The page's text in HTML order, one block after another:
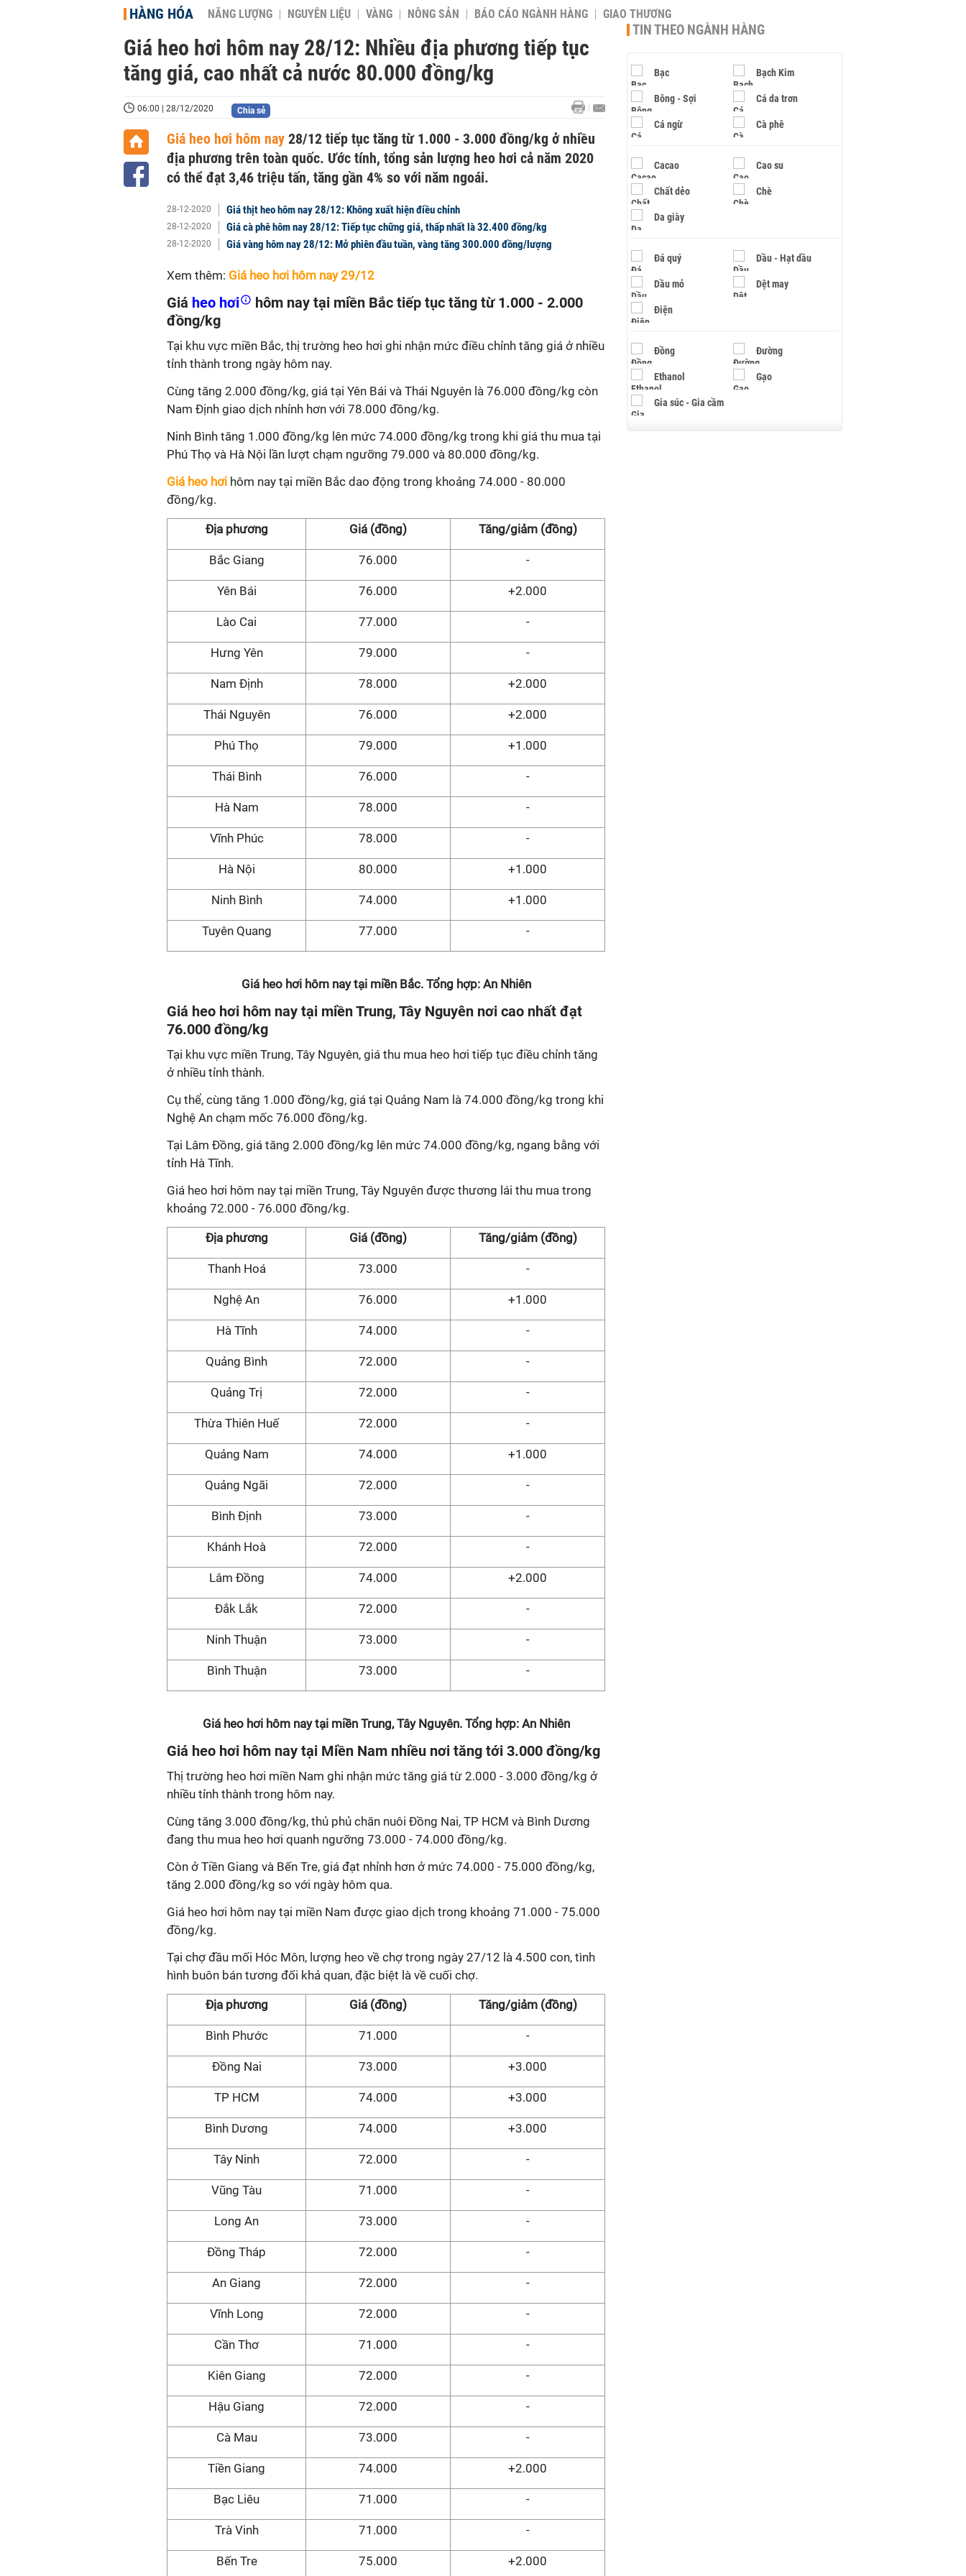
HÀNG HÓA NĂNG LƯỢNG NGUYÊN LIỆU VÀNG NÔNG SẢN BÁO CÁO NGÀNH HÀNG GIAO THƯƠNG
Giá heo hơi hôm nay 28/12: Nhiều địa phương tiếp tục
tăng giá, cao nhất cả nước 80.000 đồng/kg
06:00 | 28/12/2020 Chia sẻ
Giá heo hơi hôm nay 28/12 tiếp tục tăng từ 1.000 - 3.000 đồng/kg ở nhiều
địa phương trên toàn quốc. Ước tính, tổng sản lượng heo hơi cả năm 2020
có thể đạt 3,46 triệu tấn, tăng gần 4% so với năm ngoái.
28-12-2020 Giá thịt heo hôm nay 28/12: Không xuất hiện điều chỉnh
28-12-2020 Giá cà phê hôm nay 28/12: Tiếp tục chững giá, thấp nhất là 32.400 đồng/kg
28-12-2020 Giá vàng hôm nay 28/12: Mở phiên đầu tuần, vàng tăng 300.000 đồng/lượng
Xem thêm: Giá heo hơi hôm nay 29/12
Giá heo hơi
hôm nay tại miền Bắc tiếp tục tăng từ 1.000 - 2.000
đồng/kg
Tại khu vực miền Bắc, thị trường heo hơi ghi nhận mức điều chỉnh tăng giá ở nhiều
tỉnh thành trong ngày hôm nay.
Cùng tăng 2.000 đồng/kg, giá tại Yên Bái và Thái Nguyên là 76.000 đồng/kg còn
Nam Định giao dịch nhỉnh hơn với 78.000 đồng/kg.
Ninh Bình tăng 1.000 đồng/kg lên mức 74.000 đồng/kg trong khi giá thu mua tại
Phú Thọ và Hà Nội lần lượt chạm ngưỡng 79.000 và 80.000 đồng/kg.
Giá heo hơi hôm nay tại miền Bắc dao động trong khoảng 74.000 - 80.000
đồng/kg.
Địa phương Giá (đồng) Tăng/giảm (đồng)
Bắc Giang 76.000 -
Yên Bái 76.000 +2.000
Lào Cai 77.000 -
Hưng Yên 79.000 -
Nam Định 78.000 +2.000
Thái Nguyên 76.000 +2.000
Phú Thọ 79.000 +1.000
Thái Bình 76.000 -
Hà Nam 78.000 -
Vĩnh Phúc 78.000 -
Hà Nội 80.000 +1.000
Ninh Bình 74.000 +1.000
Tuyên Quang 77.000 -
Giá heo hơi hôm nay tại miền Bắc. Tổng hợp: An Nhiên
Giá heo hơi hôm nay tại miền Trung, Tây Nguyên nơi cao nhất đạt
76.000 đồng/kg
Tại khu vực miền Trung, Tây Nguyên, giá thu mua heo hơi tiếp tục điều chỉnh tăng
ở nhiều tỉnh thành.
Cụ thể, cùng tăng 1.000 đồng/kg, giá tại Quảng Nam là 74.000 đồng/kg trong khi
Nghệ An chạm mốc 76.000 đồng/kg.
Tại Lâm Đồng, giá tăng 2.000 đồng/kg lên mức 74.000 đồng/kg, ngang bằng với
tỉnh Hà Tĩnh.
Giá heo hơi hôm nay tại miền Trung, Tây Nguyên được thương lái thu mua trong
khoảng 72.000 - 76.000 đồng/kg.
Địa phương Giá (đồng) Tăng/giảm (đồng)
Thanh Hoá 73.000 -
Nghệ An 76.000 +1.000
Hà Tĩnh 74.000 -
Quảng Bình 72.000 -
Quảng Trị 72.000 -
Thừa Thiên Huế 72.000 -
Quảng Nam 74.000 +1.000
Quảng Ngãi 72.000 -
Bình Định 73.000 -
Khánh Hoà 72.000 -
Lâm Đồng 74.000 +2.000
Đắk Lắk 72.000 -
Ninh Thuận 73.000 -
Bình Thuận 73.000 -
Giá heo hơi hôm nay tại miền Trung, Tây Nguyên. Tổng hợp: An Nhiên
Giá heo hơi hôm nay tại Miền Nam nhiều nơi tăng tới 3.000 đồng/kg
Thị trường heo hơi miền Nam ghi nhận mức tăng giá từ 2.000 - 3.000 đồng/kg ở
nhiều tỉnh thành trong hôm nay.
Cùng tăng 3.000 đồng/kg, thủ phủ chăn nuôi Đồng Nai, TP HCM và Bình Dương
đang thu mua heo hơi quanh ngưỡng 73.000 - 74.000 đồng/kg.
Còn ở Tiền Giang và Bến Tre, giá đạt nhỉnh hơn ở mức 74.000 - 75.000 đồng/kg,
tăng 2.000 đồng/kg so với ngày hôm qua.
Giá heo hơi hôm nay tại miền Nam được giao dịch trong khoảng 71.000 - 75.000
đồng/kg.
Tại chợ đầu mối Hóc Môn, lượng heo về chợ trong ngày 27/12 là 4.500 con, tình
hình buôn bán tương đối khả quan, đặc biệt là về cuối chợ.
Địa phương Giá (đồng) Tăng/giảm (đồng)
Bình Phước 71.000 -
Đồng Nai 73.000 +3.000
TP HCM 74.000 +3.000
Bình Dương 74.000 +3.000
Tây Ninh 72.000 -
Vũng Tàu 71.000 -
Long An 73.000 -
Đồng Tháp 72.000 -
An Giang 72.000 -
Vĩnh Long 72.000 -
Cần Thơ 71.000 -
Kiên Giang 72.000 -
Hậu Giang 72.000 -
Cà Mau 73.000 -
Tiền Giang 74.000 +2.000
Bạc Liêu 71.000 -
Trà Vinh 71.000 -
Bến Tre 75.000 +2.000
TIN THEO NGÀNH HÀNG
Bạc Bạch Kim
Bông - Sợi Cá da trơn
Cá ngừ Cà phê
Cacao Cao su
Chất dẻo Chè
Da giày
Đá quý Dầu - Hạt dầu
Dầu mỏ Dệt may
Điện
Đồng Đường
Ethanol Gạo
Gia súc - Gia cầm